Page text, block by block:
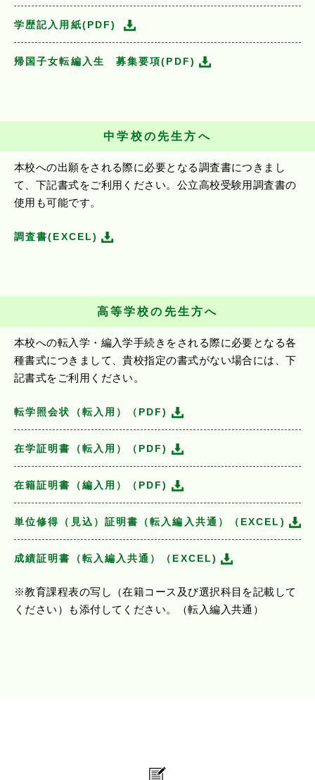
学歴記入用紙(PDF)
帰国子女転編入生 募集要項(PDF)
中学校の先生方へ
本校への出願をされる際に必要となる調査書につきまし
て、下記書式をご利用ください。公立高校受験用調査書の
使用も可能です。
調査書(EXCEL)
高等学校の先生方へ
本校への転入学・編入学手続きをされる際に必要となる各
種書式につきまして、貴校指定の書式がない場合には、下
記書式をご利用ください。
転学照会状（転入用）（PDF)
在学証明書（転入用）（PDF)
在籍証明書（編入用）（PDF)
単位修得（見込）証明書（転入編入共通）（EXCEL)
成績証明書（転入編入共通）（EXCEL)
※教育課程表の写し（在籍コース及び選択科目を記載して
ください）も添付してください。（転入編入共通）